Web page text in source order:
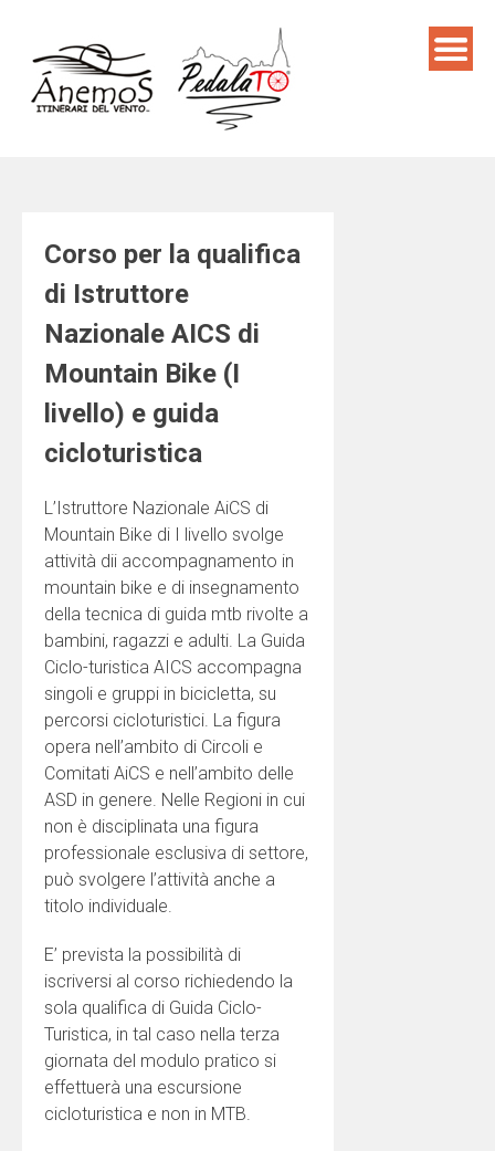
content
Corso per la qualifica
di Istruttore
Nazionale AICS di
Mountain Bike (I
livello) e guida
cicloturistica
L’Istruttore Nazionale AiCS di
Mountain Bike di I livello svolge
attività dii accompagnamento in
mountain bike e di insegnamento
della tecnica di guida mtb rivolte a
bambini, ragazzi e adulti. La Guida
Ciclo-turistica AICS accompagna
singoli e gruppi in bicicletta, su
percorsi cicloturistici. La figura
opera nell’ambito di Circoli e
Comitati AiCS e nell’ambito delle
ASD in genere. Nelle Regioni in cui
non è disciplinata una figura
professionale esclusiva di settore,
può svolgere l’attività anche a
titolo individuale.
E’ prevista la possibilità di
iscriversi al corso richiedendo la
sola qualifica di Guida Ciclo-
Turistica, in tal caso nella terza
giornata del modulo pratico si
effettuerà una escursione
cicloturistica e non in MTB.